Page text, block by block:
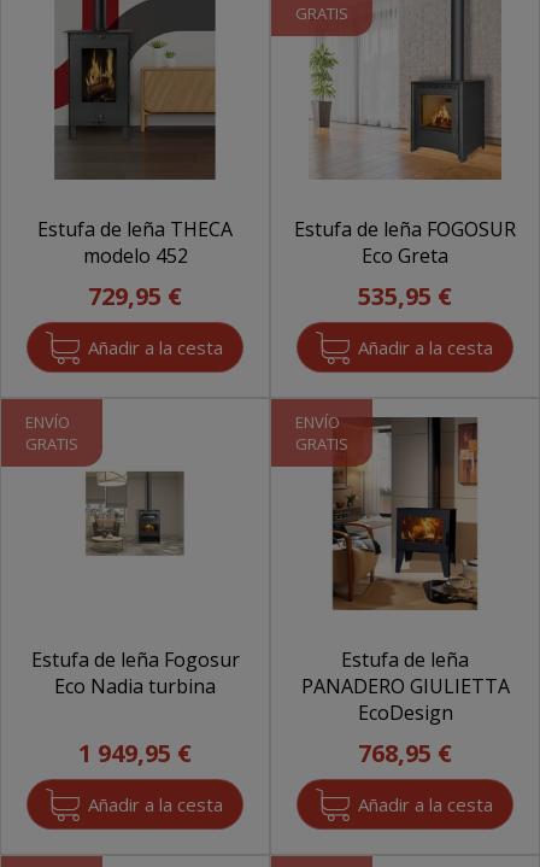
Estufa de leña THECA
modelo 452
729,95 €
GRATIS
Estufa de leña FOGOSUR
Eco Greta
535,95 €
ENVÍO
GRATIS
Estufa de leña Fogosur
Eco Nadia turbina
1 949,95 €
ENVÍO
GRATIS
Estufa de leña
PANADERO GIULIETTA
EcoDesign
768,95 €